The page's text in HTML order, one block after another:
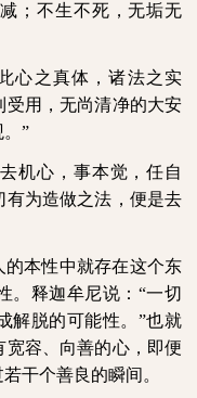
；不生不死，无垢无
心之真体，诸法之实
受用，无尚清净的大安
”
机心，事本觉，任自
有为造做之法，便是去
的本性中就存在这个东
。释迦牟尼说：“一切
解脱的可能性。”也就
容、向善的心，即便
干个善良的瞬间。